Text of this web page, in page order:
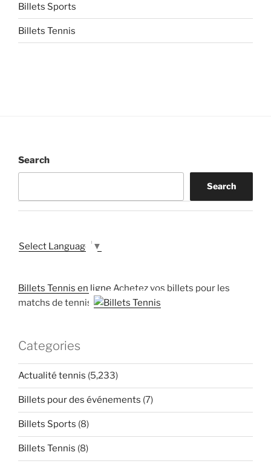
Billets Sports
Billets Tennis
Search
Search
Select Language ▼
Billets Tennis en ligne Achetez vos billets pour les
matchs de tennis
Categories
Actualité tennis (5,233)
Billets pour des événements (7)
Billets Sports (8)
Billets Tennis (8)